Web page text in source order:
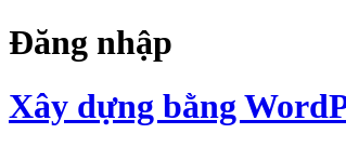
Đăng nhập
Xây dựng bằng